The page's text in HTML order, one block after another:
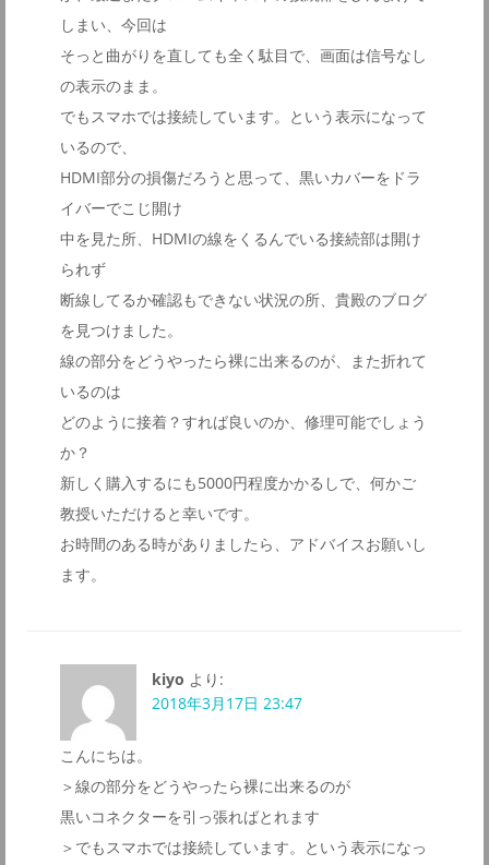
しまい、今回は
そっと曲がりを直しても全く駄目で、画面は信号なし
の表示のまま。
でもスマホでは接続しています。という表示になって
いるので、
HDMI部分の損傷だろうと思って、黒いカバーをドラ
イバーでこじ開け
中を見た所、HDMIの線をくるんでいる接続部は開け
られず
断線してるか確認もできない状況の所、貴殿のブログ
を見つけました。
線の部分をどうやったら裸に出来るのが、また折れて
いるのは
どのように接着？すれば良いのか、修理可能でしょう
か？
新しく購入するにも5000円程度かかるしで、何かご
教授いただけると幸いです。
お時間のある時がありましたら、アドバイスお願いし
ます。
kiyo より:
2018年3月17日 23:47
こんにちは。
＞線の部分をどうやったら裸に出来るのが
黒いコネクターを引っ張ればとれます
＞でもスマホでは接続しています。という表示になっ